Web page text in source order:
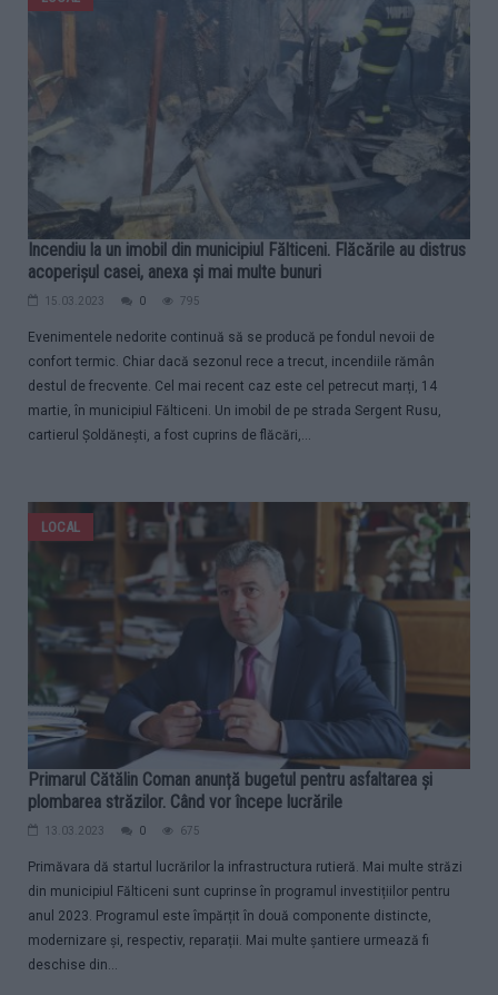
Incendiu la un imobil din municipiul Fălticeni. Flăcările au distrus
acoperișul casei, anexa și mai multe bunuri
15.03.2023 0 795
Evenimentele nedorite continuă să se producă pe fondul nevoii de
confort termic. Chiar dacă sezonul rece a trecut, incendiile rămân
destul de frecvente. Cel mai recent caz este cel petrecut marți, 14
martie, în municipiul Fălticeni. Un imobil de pe strada Sergent Rusu,
cartierul Șoldănești, a fost cuprins de flăcări,...
LOCAL
Primarul Cătălin Coman anunță bugetul pentru asfaltarea și
plombarea străzilor. Când vor începe lucrările
13.03.2023 0 675
Primăvara dă startul lucrărilor la infrastructura rutieră. Mai multe străzi
din municipiul Fălticeni sunt cuprinse în programul investițiilor pentru
anul 2023. Programul este împărțit în două componente distincte,
modernizare și, respectiv, reparații. Mai multe șantiere urmează fi
deschise din...